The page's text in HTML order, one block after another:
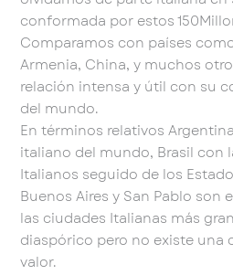
conformada por estos
Comparamos con países
Armenia, China, y muchos
relación intensa y útil con su
del mundo.
En términos relativos
italiano del mundo, Brasil con
Italianos seguido de los
Buenos Aires y San Pablo son
las ciudades Italianas más
diaspórico pero no existe una
valor.